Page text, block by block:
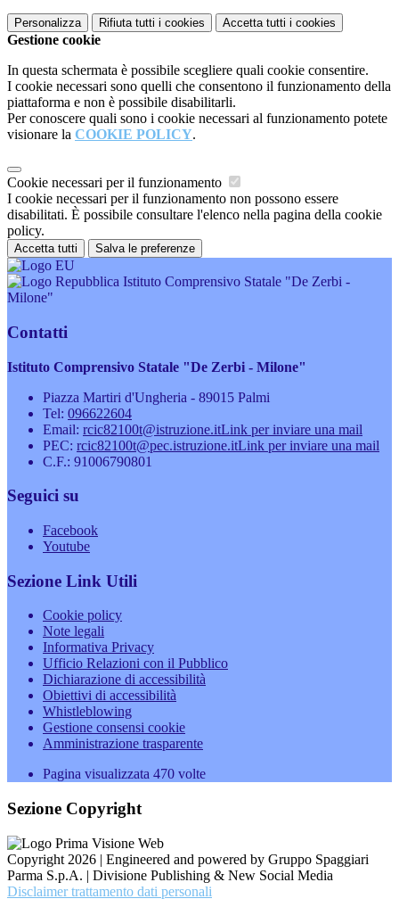
Personalizza Rifiuta tutti i cookies Accetta tutti i cookies
Gestione cookie
In questa schermata è possibile scegliere quali cookie consentire.
I cookie necessari sono quelli che consentono il funzionamento della
piattaforma e non è possibile disabilitarli.
Per conoscere quali sono i cookie necessari al funzionamento potete
visionare la COOKIE POLICY.
Cookie necessari per il funzionamento
I cookie necessari per il funzionamento non possono essere
disabilitati. È possibile consultare l'elenco nella pagina della cookie
policy.
Accetta tutti Salva le preferenze
Istituto Comprensivo Statale "De Zerbi -
Milone"
Contatti
Istituto Comprensivo Statale "De Zerbi - Milone"
Piazza Martiri d'Ungheria - 89015 Palmi
Tel: 096622604
Email: rcic82100t@istruzione.itLink per inviare una mail
PEC: rcic82100t@pec.istruzione.itLink per inviare una mail
C.F.: 91006790801
Seguici su
Facebook
Youtube
Sezione Link Utili
Cookie policy
Note legali
Informativa Privacy
Ufficio Relazioni con il Pubblico
Dichiarazione di accessibilità
Obiettivi di accessibilità
Whistleblowing
Gestione consensi cookie
Amministrazione trasparente
Pagina visualizzata 470 volte
Sezione Copyright
Copyright 2026 | Engineered and powered by Gruppo Spaggiari
Parma S.p.A. | Divisione Publishing & New Social Media
Disclaimer trattamento dati personali